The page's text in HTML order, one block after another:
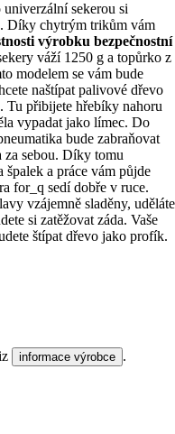
sekerou si
Díky chytrým trikům vám
výrobku bezpečnostní
váží 1250 g a topůrko z
modelem se vám bude
naštípat palivové dřevo
Tu přibijete hřebíky nahoru
vypadat jako límec. Do
bude zabraňovat
za sebou. Díky tomu
špalek a práce vám půjde
for_q sedí dobře v ruce.
vzájemně sladěny, uděláte
si zatěžovat záda. Vaše
štípat dřevo jako profík.
informace výrobce .